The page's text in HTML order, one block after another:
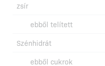
zsír
ebből telített
Szénhidrát
ebből cukrok